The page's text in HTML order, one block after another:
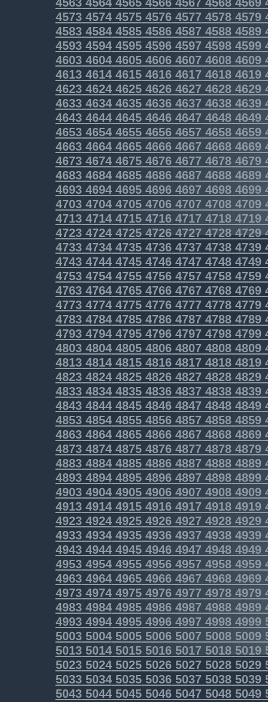
4573457445754576457745784579
4583458445854586458745884589
4593459445954596459745984599
46034604460546064607 46084609
46134614461546164617 46184619
46234624462546264627 46284629
4633463446354636463746384639
4643464446454646464746484649
4653465446554656465746584659
46634664466546664667 46684669
46734674467546764677 46784679
46834684468546864687 46884689
46934694469546964697 46984699
47034704470547064707 47084709
47134714471547164717 47184719
4723472447254726472747284729
4733473447354736473747384739
4743474447454746474747484749
4753475447554756475747584759
4763476447654766476747684769
4773477447754776477747784779
4783478447854786478747884789
4793479447954796479747984799
4803480448054806480748084809
4813481448154816481748184819
4823482448254826482748284829
4833483448354836483748384839
4843484448454846484748484849
4853485448554856485748584859
4863486448654866486748684869
4873487448754876487748784879
4883488448854886488748884889
4893489448954896489748984899
49034904490549064907 49084909
49134914491549164917 49184919
4923492449254926492749284929
49334934493549364937 49384939
49434944494549464947 49484949
49534954495549564957 49584959
49634964496549664967 49684969
49734974497549764977 49784979
49834984498549864987 49884989
49934994499549964997 49984999
50035004500550065007 50085009
50135014501550165017 50185019
5023502450255026502750285029
5033503450355036503750385039
5043504450455046504750485049